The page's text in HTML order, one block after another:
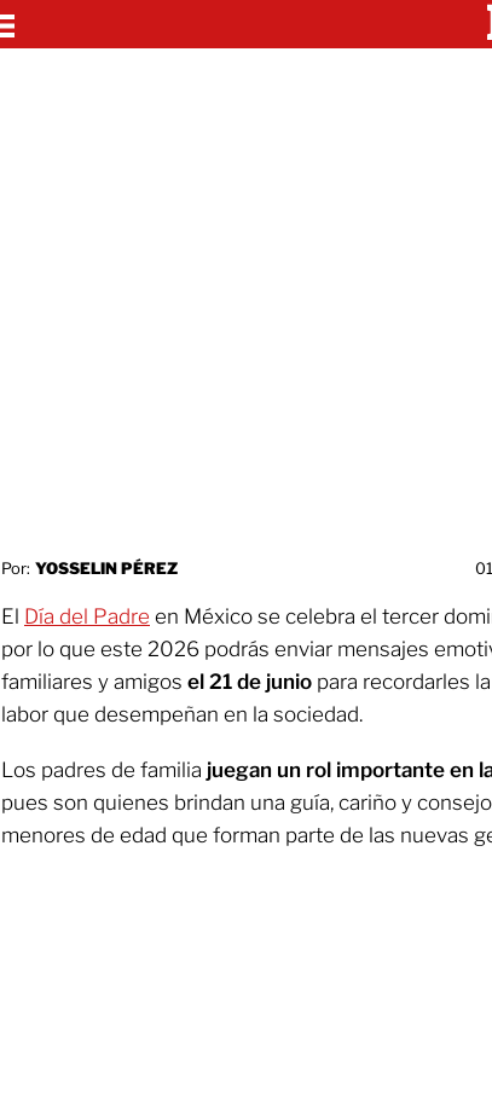
Por: YOSSELIN PÉREZ
El Día del Padre en México se celebra el tercer
por lo que este 2026 podrás enviar mensajes
familiares y amigos el 21 de junio para recordarles
labor que desempeñan en la sociedad.
Los padres de familia juegan un rol importante en
pues son quienes brindan una guía, cariño y
menores de edad que forman parte de las nuevas